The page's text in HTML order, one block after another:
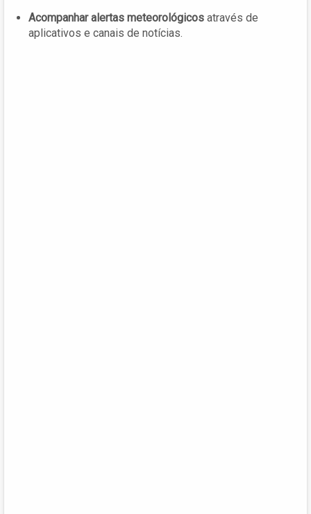
Acompanhar alertas meteorológicos através de
aplicativos e canais de notícias.